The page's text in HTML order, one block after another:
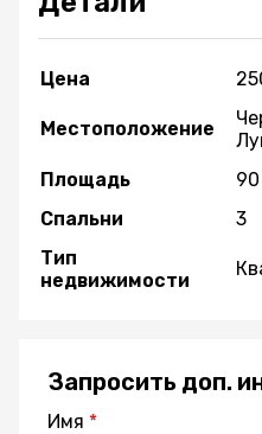
Цена
Местоположение
Площадь
Спальни
3
Тип
недвижимости
Запросить доп.
Имя